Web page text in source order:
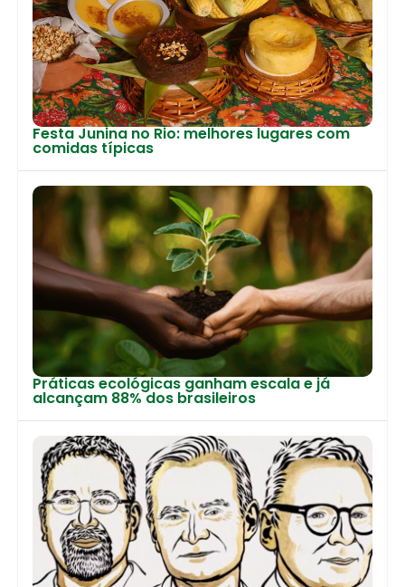
Festa Junina no Rio: melhores lugares com
comidas típicas
Práticas ecológicas ganham escala e já
alcançam 88% dos brasileiros